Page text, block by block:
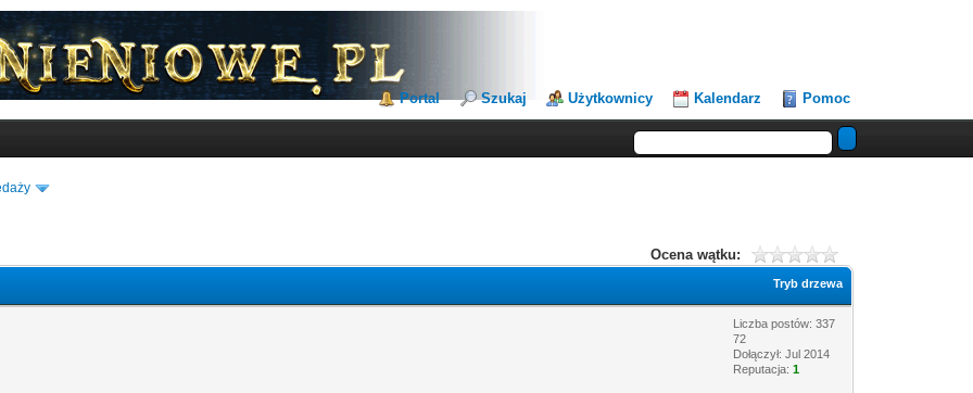
Portal Szukaj Użytkownicy Kalendarz Pomoc
Ocena wątku:
Tryb drzewa
Liczba postów: 337
72
Dołączył: Jul 2014
Reputacja:1